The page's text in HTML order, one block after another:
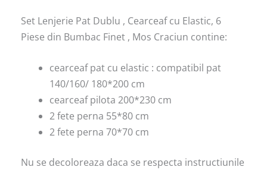
Set Lenjerie Pat Dublu , Cearceaf cu Elastic, 6
Piese din Bumbac Finet , Mos Craciun contine:
cearceaf pat cu elastic : compatibil pat
140/160/ 180*200 cm
cearceaf pilota 200*230 cm
2 fete perna 55*80 cm
2 fete perna 70*70 cm
Nu se decoloreaza daca se respecta instructiunile